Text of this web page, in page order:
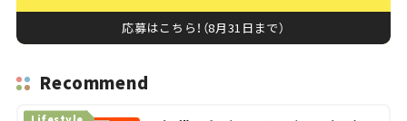
応募はこちら！（8月31日まで）
Recommend